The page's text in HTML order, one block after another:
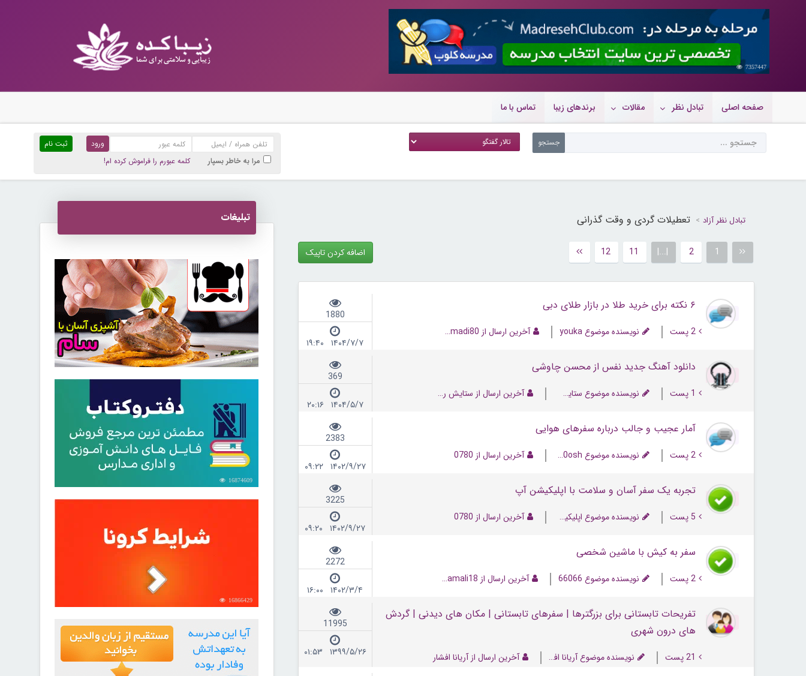
7357447
صفحه اصلی تبادل نظر مقالات برندهای زیبا تماس با ما
ثبت نام
مرا به خاطر بسپار
کلمه عبورم را فراموش کرده ام!
تبادل نظر آزاد تعطیلات گردی و وقت گذرانی
1
2
|...|
11
12 اضافه کردن تاپیک
۶ نکته برای خرید طلا در بازار طلای دبی
2 پست نویسنده موضوع youka آخرین ارسال از EliMohamadi80
1880
۱۴۰۴/۷/۷ ۱۹:۴۰
دانلود آهنگ جدید نفس از محسن چاوشی
1 پست نویسنده موضوع ستایش رضایی آخرین ارسال از ستایش رضایی
369
۱۴۰۴/۵/۷ ۲۰:۱۶
آمار عجیب و جالب درباره سفرهای هوایی
2 پست نویسنده موضوع mahno0osh آخرین ارسال از 0780
2383
۱۴۰۲/۹/۲۷ ۰۹:۲۲
تجربه یک سفر آسان و سلامت با اپلیکیشن آپ
5 پست نویسنده موضوع اپلیکیشن آپ آخرین ارسال از 0780
3225
۱۴۰۲/۹/۲۷ ۰۹:۲۰
سفر به کیش با ماشین شخصی
2 پست نویسنده موضوع 66066 آخرین ارسال از mamali18
2272
۱۴۰۲/۳/۴ ۱۶:۰۰
تفریحات تابستانی برای بزرگترها | سفرهای تابستانی | مکان های دیدنی | گردش
های درون شهری
21 پست نویسنده موضوع آریانا افشار آخرین ارسال از آریانا افشار
11995
۱۳۹۹/۵/۲۶ ۰۱:۵۳
تبلیغات
30253224
16874609
16866429